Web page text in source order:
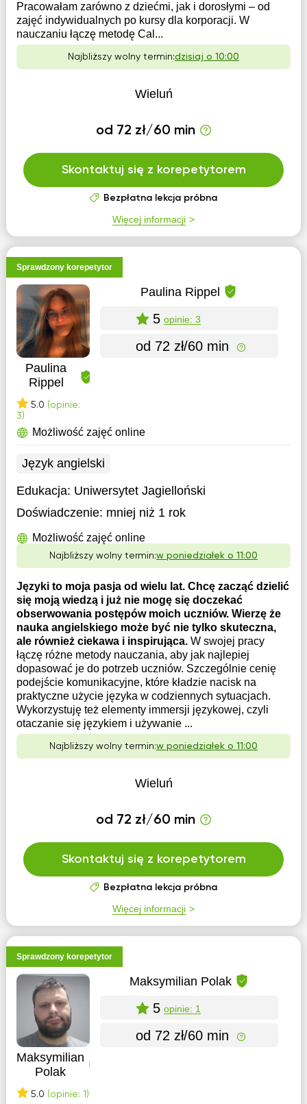
Pracowałam zarówno z dziećmi, jak i dorosłymi – od
zajęć indywidualnych po kursy dla korporacji. W
nauczaniu łączę metodę Cal...
Najbliższy wolny termin:dzisiaj o 10:00
Wieluń
od 72 zł/60 min
Skontaktuj się z korepetytorem
Bezpłatna lekcja próbna
Więcej informacji
Sprawdzony korepetytor
Paulina
Rippel
5.0 (opinie:
3)
Paulina Rippel
5 opinie: 3
od 72 zł/60 min
Możliwość zajęć online
Język angielski
Edukacja: Uniwersytet Jagielloński
Doświadczenie: mniej niż 1 rok
Możliwość zajęć online
Najbliższy wolny termin:w poniedziałek o 11:00
Języki to moja pasja od wielu lat. Chcę zacząć dzielić
się moją wiedzą i już nie mogę się doczekać
obserwowania postępów moich uczniów. Wierzę że
nauka angielskiego może być nie tylko skuteczna,
ale również ciekawa i inspirująca. W swojej pracy
łączę różne metody nauczania, aby jak najlepiej
dopasować je do potrzeb uczniów. Szczególnie cenię
podejście komunikacyjne, które kładzie nacisk na
praktyczne użycie języka w codziennych sytuacjach.
Wykorzystuję też elementy immersji językowej, czyli
otaczanie się językiem i używanie ...
Najbliższy wolny termin:w poniedziałek o 11:00
Wieluń
od 72 zł/60 min
Skontaktuj się z korepetytorem
Bezpłatna lekcja próbna
Więcej informacji
Sprawdzony korepetytor
Maksymilian
Polak
5.0 (opinie: 1)
Maksymilian Polak
5 opinie: 1
od 72 zł/60 min